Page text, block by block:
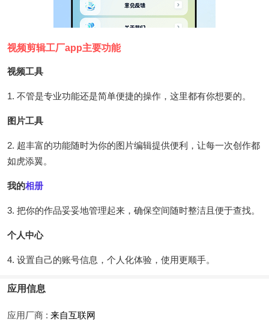
视频剪辑工厂app主要功能
视频工具
1. 不管是专业功能还是简单便捷的操作，这里都有你想要的。
图片工具
2. 超丰富的功能随时为你的图片编辑提供便利，让每一次创作都
如虎添翼。
我的相册
3. 把你的作品妥妥地管理起来，确保空间随时整洁且便于查找。
个人中心
4. 设置自己的账号信息，个人化体验，使用更顺手。
应用信息
应用厂商 : 来自互联网